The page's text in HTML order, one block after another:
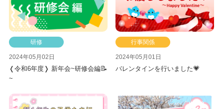
研修
2024年05月02日
❬令和6年度❭ 新年会~研修会編📝
~
行事関係
2024年05月01日
バレンタインを行いました💗